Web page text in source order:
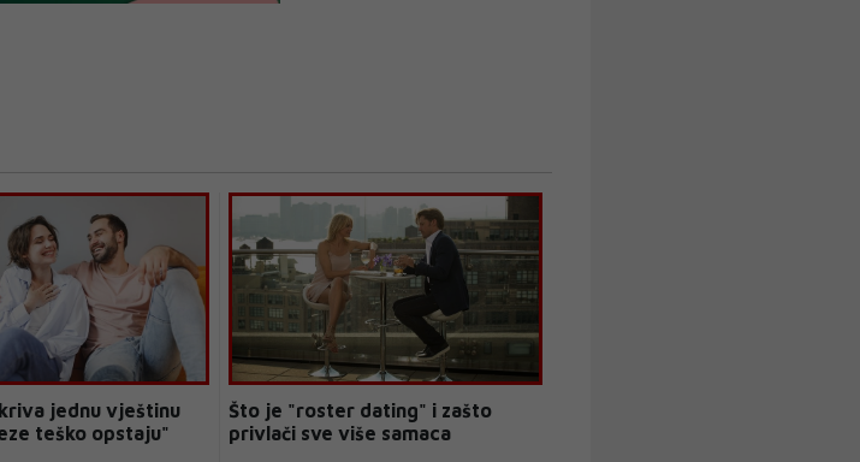
jednu vještinu
teško opstaju"
Što je "roster dating" i zašto
privlači sve više samaca